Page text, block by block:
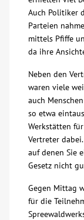
Auch Politiker
Parteien
mittels Pfiffe
da ihre
Neben den
waren viele
auch
so etwa
Werkstätten
Vertreter
auf denen Sie
Gesetz nicht
Gegen Mittag
für die